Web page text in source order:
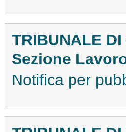
TRIBUNALE DI
Sezione
Notifica per